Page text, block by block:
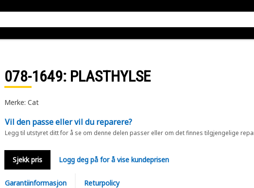
078-1649: PLASTHYLSE
Merke: Cat
Vil den passe eller vil du reparere?
Legg til utstyret ditt for å se om denne delen passer eller om det finnes tilgjengelige
Sjekk pris Logg deg på for å vise kundeprisen
Garantiinformasjon Returpolicy